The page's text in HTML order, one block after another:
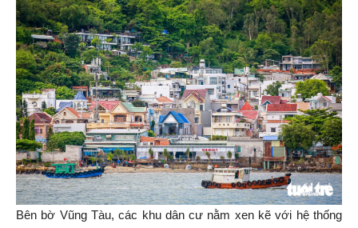
Bên bờ Vũng Tàu, các khu dân cư nằm xen kẽ với hệ thống